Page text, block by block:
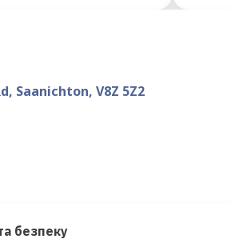
Saanichton, V8Z 5Z2
безпеку